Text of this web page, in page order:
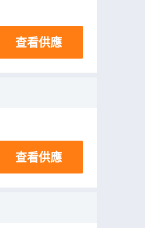
查看供應
查看供應